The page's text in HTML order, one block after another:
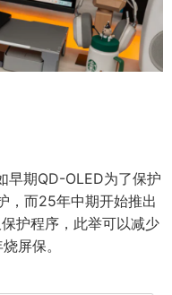
早期QD-OLED为了保护
，而25年中期开始推出
护程序，此举可以减少
屏保。